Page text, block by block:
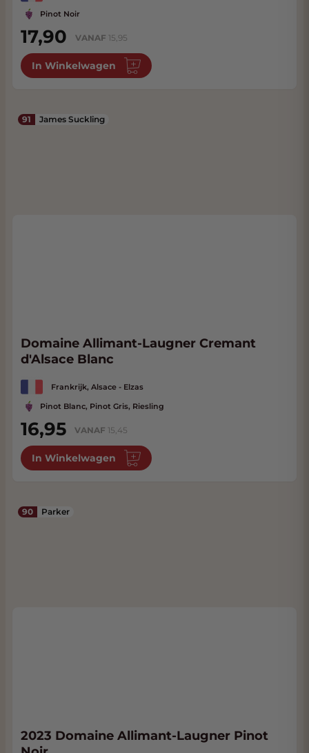
Pinot Noir
17,90 VANAF 15,95
In Winkelwagen
91 James Suckling
Domaine Allimant-Laugner Cremant
d'Alsace Blanc
Frankrijk, Alsace - Elzas
Pinot Blanc, Pinot Gris, Riesling
16,95 VANAF 15,45
In Winkelwagen
90 Parker
2023 Domaine Allimant-Laugner Pinot